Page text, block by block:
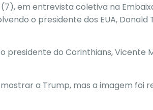
em entrevista coletiva na
o presidente dos EUA, Donald
presidente do Corinthians, Vicente
a Trump, mas a imagem foi